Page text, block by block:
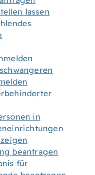
lassen
in
beantragen
für